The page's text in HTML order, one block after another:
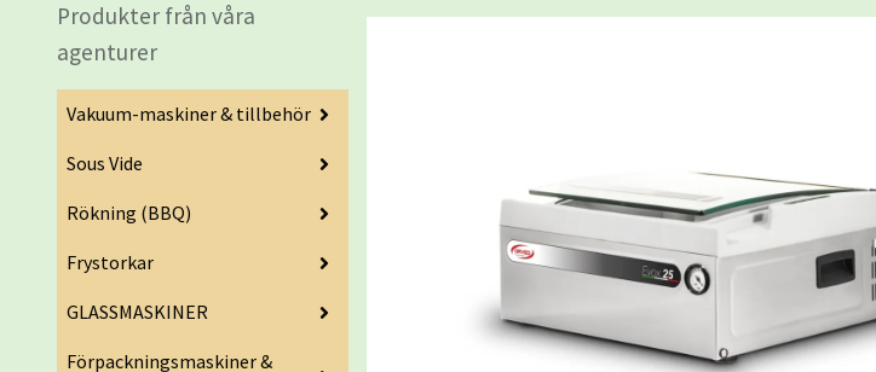
Produkter från våra
agenturer
Vakuum-maskiner & tillbehör
Sous Vide
Rökning (BBQ)
Frystorkar
GLASSMASKINER
Förpackningsmaskiner &